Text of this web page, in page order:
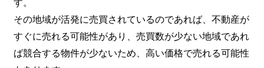
その地域が活発に売買されているのであれば、不動産が
すぐに売れる可能性があり、売買数が少ない地域であれ
ば競合する物件が少ないため、高い価格で売れる可能性